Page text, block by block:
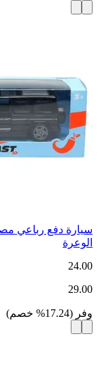
الوعرة
24.00
29.00
وفر (
17.24
% خصم)